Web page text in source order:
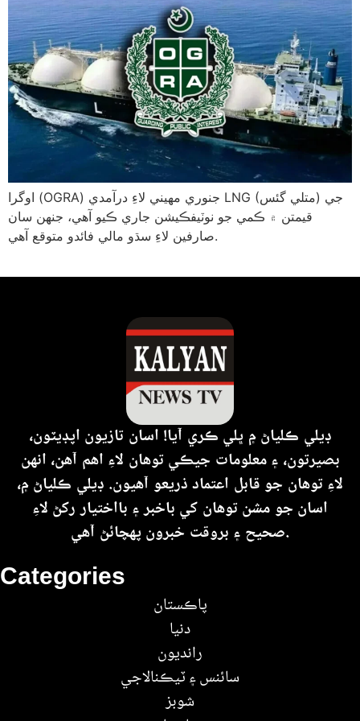
اوگرا (OGRA) جنوري مهيني لاءِ درآمدي LNG (متلي گئس) جي
قيمتن ۾ ڪمي جو نوٽيفڪيشن جاري ڪيو آهي، جنهن سان
صارفين لاءِ سڌو مالي فائدو متوقع آهي.
Categories
پاڪستان
دنيا
رانديون
سائنس ۽ ٽيڪنالاجي
شوبز
ڊيلي ڪلياڻ ۾ ڀلي ڪري آيا! اسان تازيون اپڊيٽون،
بصيرتون، ۽ معلومات جيڪي توهان لاءِ اهم آهن، انهن
لاءِ توهان جو قابل اعتماد ذريعو آهيون. ڊيلي ڪلياڻ ۾،
اسان جو مشن توهان کي باخبر ۽ بااختيار رکڻ لاءِ
صحيح ۽ بروقت خبرون پهچائڻ آهي.